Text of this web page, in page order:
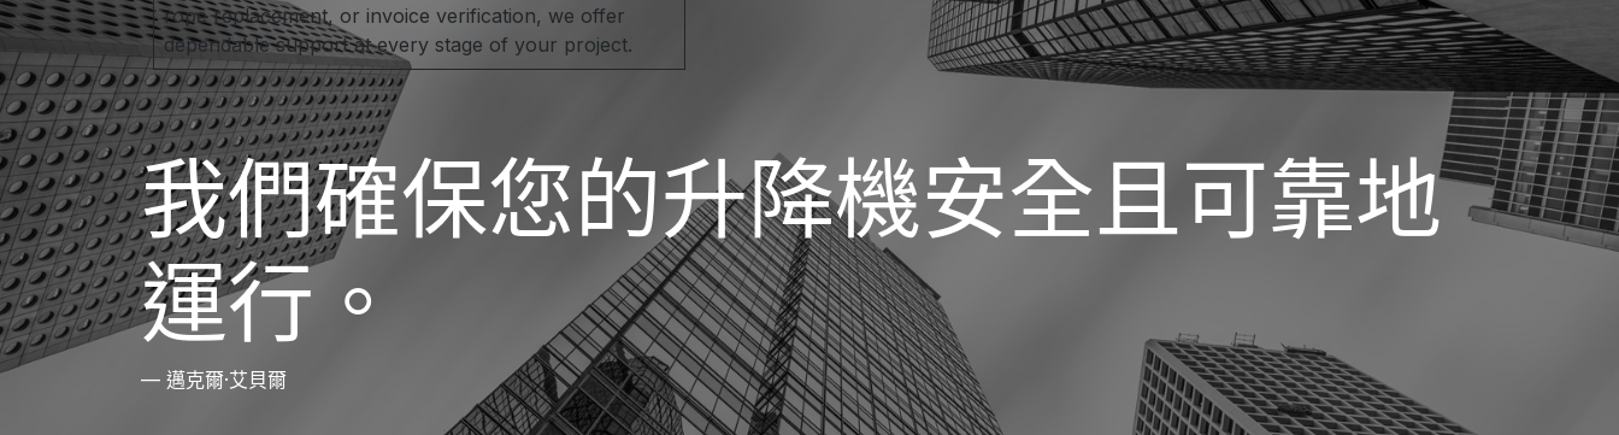
rope replacement, or invoice verification, we offer
dependable support at every stage of your project.
我們確保您的升降機安全且可靠地
運行。
— 邁克爾·艾貝爾